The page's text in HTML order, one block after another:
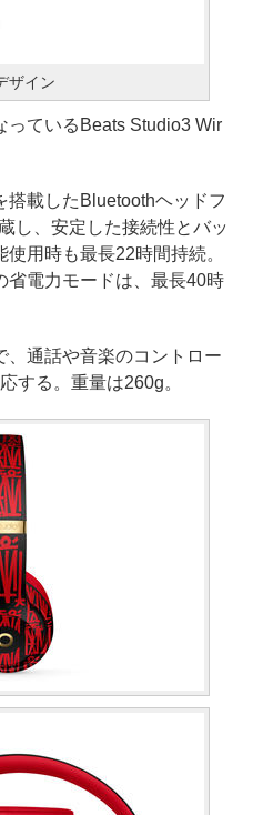
ザイン
っているBeats Studio3 Wir
搭載したBluetoothヘッドフ
し、安定した接続性とバッ
用時も最長22時間持続。
省電力モードは、最長40時
、通話や音楽のコントロー
する。重量は260g。